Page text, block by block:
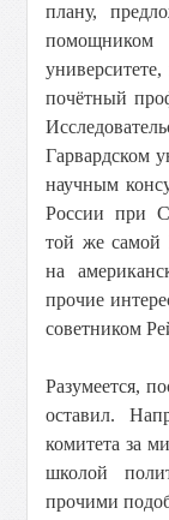
плану,
почётный
Гарвардском
научным
России при
той же самой
на
прочие
советником
Разумеется,
оставил.
комитета за
школой
прочими